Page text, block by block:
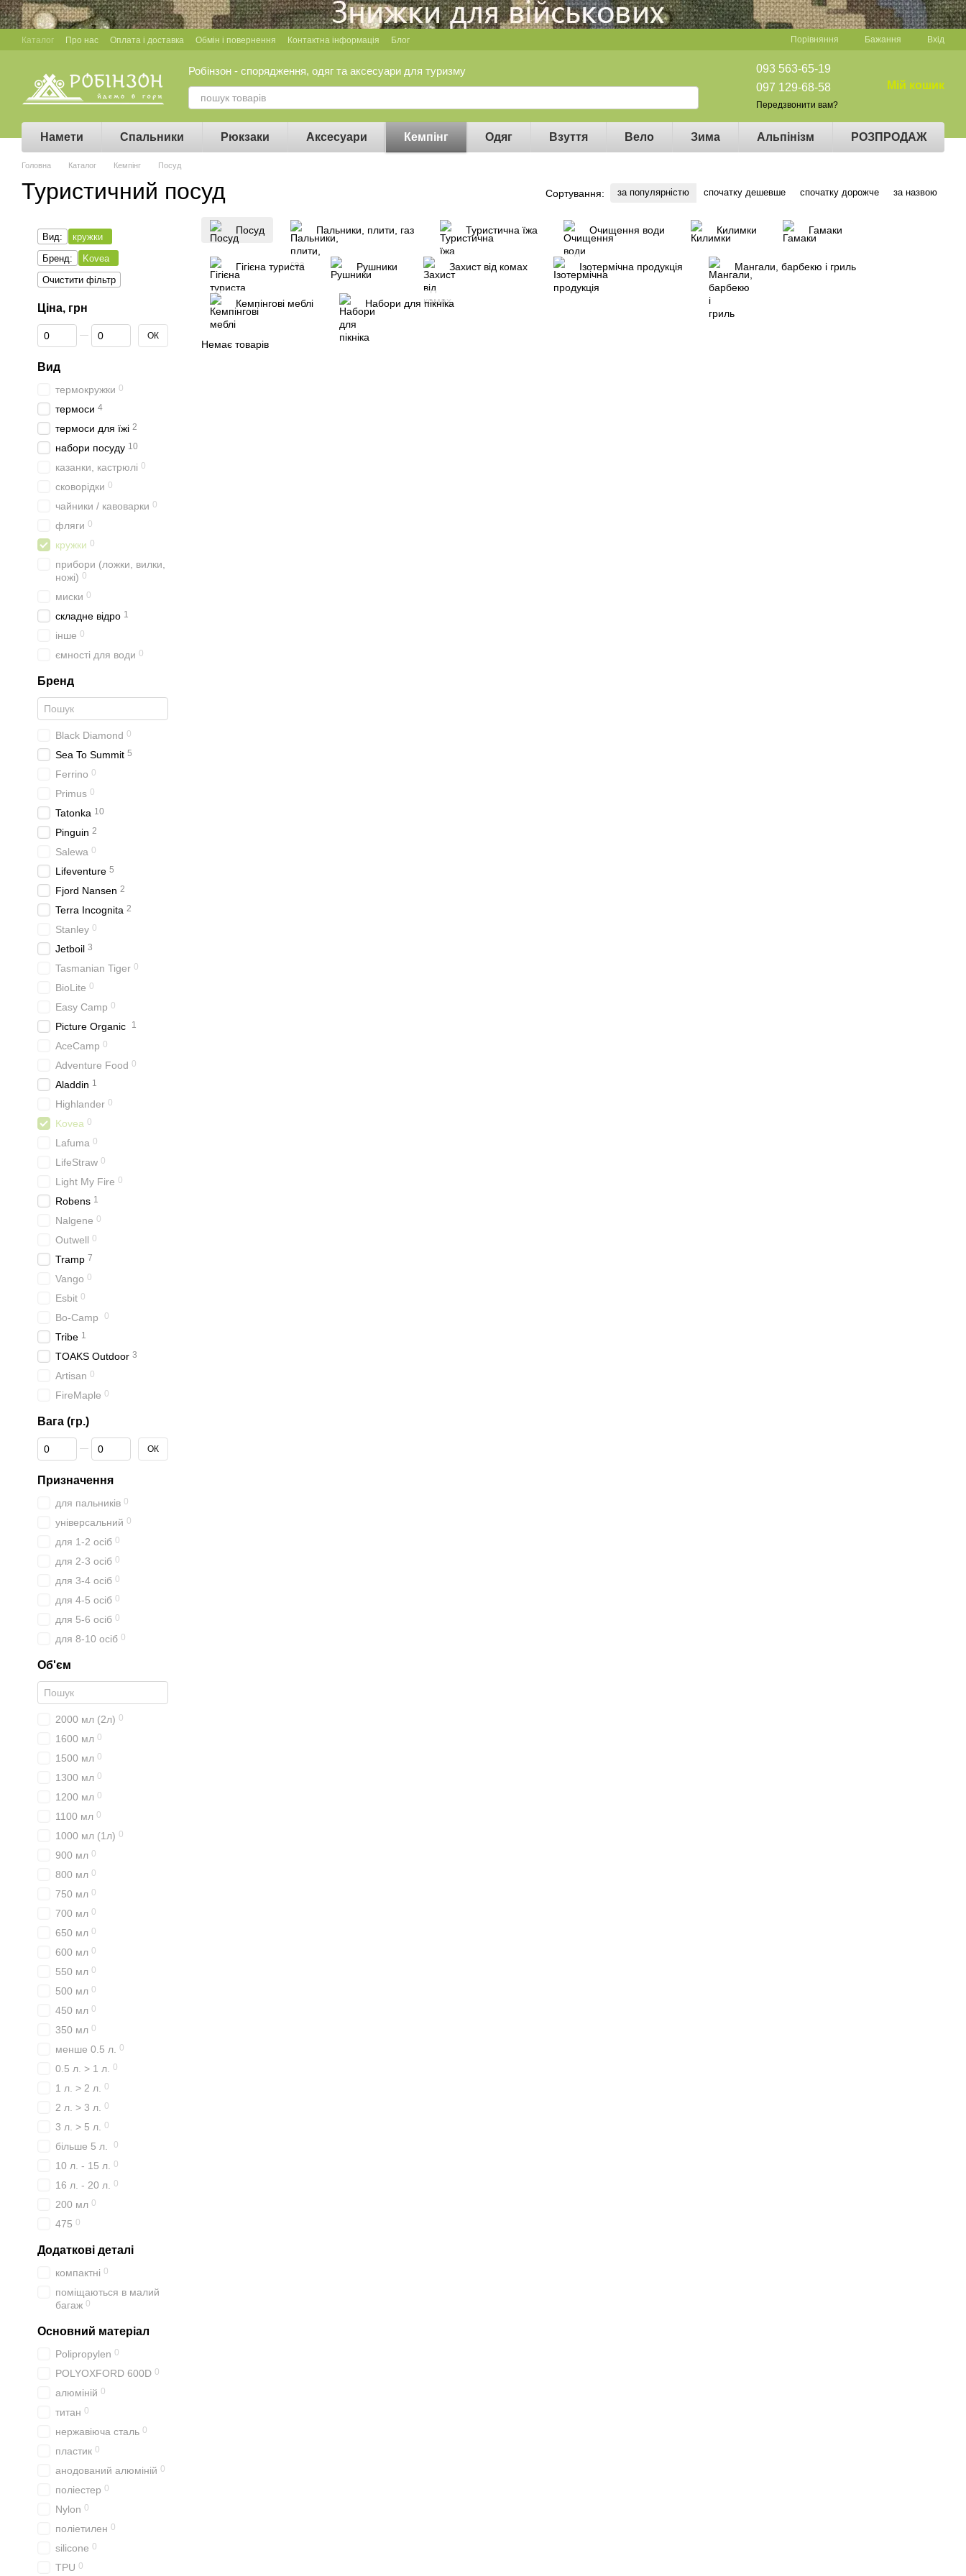
Перейти до основного контенту
Каталог Про нас Оплата і доставка Обмін і повернення Контактна інформація Блог Порівняння Бажання Вхід
Робінзон - спорядження, одяг та аксесуари для туризму
093 563-65-19
097 129-68-58
Передзвонити вам?
Мій кошик
Намети Спальники Рюкзаки Аксесуари Кемпінг Одяг Взуття Вело Зима Альпінізм РОЗПРОДАЖ
Головна Каталог Кемпінг Посуд
Туристичний посуд Сортування: за популярністю спочатку дешевше спочатку дорожче за назвою
Посуд Пальники, плити, газ Туристична їжа Очищення води Килимки Гамаки
Гігієна туриста Рушники Захист від комах Ізотермічна продукція Мангали, барбекю і гриль
Кемпінгові меблі Набори для пікніка
Немає товарів
Вид:
кружки
Бренд:
Kovea
Очистити фільтр
Ціна, грн
Від Ціна, грн
До Ціна, грн ОК
Вид
термокружки 0
термоси 4
термоси для їжі 2
набори посуду 10
казанки, кастрюлі 0
сковорідки 0
чайники / кавоварки 0
фляги 0
кружки 0
прибори (ложки, вилки,
ножі) 0
миски 0
складне відро 1
інше 0
ємності для води 0
Бренд
Black Diamond 0
Sea To Summit 5
Ferrino 0
Primus 0
Tatonka 10
Pinguin 2
Salewa 0
Lifeventure 5
Fjord Nansen 2
Terra Incognita 2
Stanley 0
Jetboil 3
Tasmanian Tiger 0
BioLite 0
Easy Camp 0
Picture Organic 1
AceCamp 0
Adventure Food 0
Aladdin 1
Highlander 0
Kovea 0
Lafuma 0
LifeStraw 0
Light My Fire 0
Robens 1
Nalgene 0
Outwell 0
Tramp 7
Vango 0
Esbit 0
Bo-Camp 0
Tribe 1
TOAKS Outdoor 3
Artisan 0
FireMaple 0
Вага (гр.)
Від Вага (гр.)
До Вага (гр.) ОК
Призначення
для пальників 0
універсальний 0
для 1-2 осіб 0
для 2-3 осіб 0
для 3-4 осіб 0
для 4-5 осіб 0
для 5-6 осіб 0
для 8-10 осіб 0
Об'єм
2000 мл (2л) 0
1600 мл 0
1500 мл 0
1300 мл 0
1200 мл 0
1100 мл 0
1000 мл (1л) 0
900 мл 0
800 мл 0
750 мл 0
700 мл 0
650 мл 0
600 мл 0
550 мл 0
500 мл 0
450 мл 0
350 мл 0
менше 0.5 л. 0
0.5 л. > 1 л. 0
1 л. > 2 л. 0
2 л. > 3 л. 0
3 л. > 5 л. 0
більше 5 л. 0
10 л. - 15 л. 0
16 л. - 20 л. 0
200 мл 0
475 0
Додаткові деталі
компактні 0
поміщаються в малий
багаж 0
Основний матеріал
Polipropylen 0
POLYOXFORD 600D 0
алюміній 0
титан 0
нержавіюча сталь 0
пластик 0
анодований алюміній 0
поліестер 0
Nylon 0
поліетилен 0
silicone 0
TPU 0